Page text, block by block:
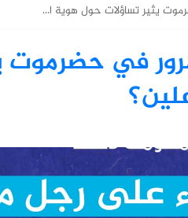
يثير تساؤلات حول هوية ا...
في حضرموت